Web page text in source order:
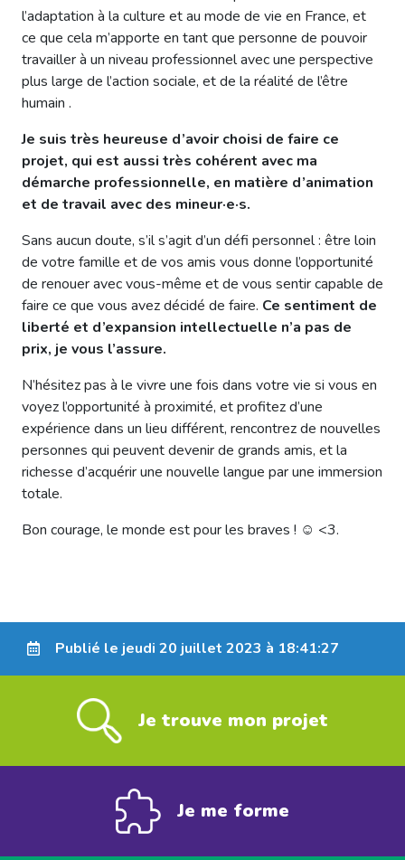
l’adaptation à la culture et au mode de vie en France, et
ce que cela m’apporte en tant que personne de pouvoir
travailler à un niveau professionnel avec une perspective
plus large de l’action sociale, et de la réalité de l’être
humain .
Je suis très heureuse d’avoir choisi de faire ce
projet, qui est aussi très cohérent avec ma
démarche professionnelle, en matière d’animation
et de travail avec des mineur·e·s.
Sans aucun doute, s’il s’agit d’un défi personnel : être loin
de votre famille et de vos amis vous donne l’opportunité
de renouer avec vous-même et de vous sentir capable de
faire ce que vous avez décidé de faire. Ce sentiment de
liberté et d’expansion intellectuelle n’a pas de
prix, je vous l’assure.
N’hésitez pas à le vivre une fois dans votre vie si vous en
voyez l’opportunité à proximité, et profitez d’une
expérience dans un lieu différent, rencontrez de nouvelles
personnes qui peuvent devenir de grands amis, et la
richesse d’acquérir une nouvelle langue par une immersion
totale.
Bon courage, le monde est pour les braves ! ☺ <3.
Publié le jeudi 20 juillet 2023 à 18:41:27
Je trouve mon projet
Je me forme